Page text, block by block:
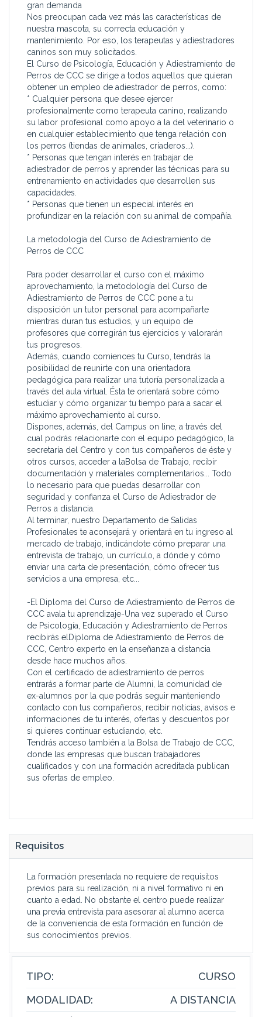
gran demanda
Nos preocupan cada vez más las características de
nuestra mascota, su correcta educación y
mantenimiento. Por eso, los terapeutas y adiestradores
caninos son muy solicitados.
El Curso de Psicología, Educación y Adiestramiento de
Perros de CCC se dirige a todos aquellos que quieran
obtener un empleo de adiestrador de perros, como:
* Cualquier persona que desee ejercer
profesionalmente como terapeuta canino, realizando
su labor profesional como apoyo a la del veterinario o
en cualquier establecimiento que tenga relación con
los perros (tiendas de animales, criaderos...).
* Personas que tengan interés en trabajar de
adiestrador de perros y aprender las técnicas para su
entrenamiento en actividades que desarrollen sus
capacidades.
* Personas que tienen un especial interés en
profundizar en la relación con su animal de compañía.
La metodología del Curso de Adiestramiento de
Perros de CCC
Para poder desarrollar el curso con el máximo
aprovechamiento, la metodología del Curso de
Adiestramiento de Perros de CCC pone a tu
disposición un tutor personal para acompañarte
mientras duran tus estudios, y un equipo de
profesores que corregirán tus ejercicios y valorarán
tus progresos.
Además, cuando comiences tu Curso, tendrás la
posibilidad de reunirte con una orientadora
pedagógica para realizar una tutoría personalizada a
través del aula virtual. Ésta te orientará sobre cómo
estudiar y cómo organizar tu tiempo para a sacar el
máximo aprovechamiento al curso.
Dispones, además, del Campus on line, a través del
cual podrás relacionarte con el equipo pedagógico, la
secretaría del Centro y con tus compañeros de éste y
otros cursos, acceder a laBolsa de Trabajo, recibir
documentación y materiales complementarios... Todo
lo necesario para que puedas desarrollar con
seguridad y confianza el Curso de Adiestrador de
Perros a distancia.
Al terminar, nuestro Departamento de Salidas
Profesionales te aconsejará y orientará en tu ingreso al
mercado de trabajo, indicándote cómo preparar una
entrevista de trabajo, un currículo, a dónde y cómo
enviar una carta de presentación, cómo ofrecer tus
servicios a una empresa, etc...
-El Diploma del Curso de Adiestramiento de Perros de
CCC avala tu aprendizaje-Una vez superado el Curso
de Psicología, Educación y Adiestramiento de Perros
recibirás elDiploma de Adiestramiento de Perros de
CCC, Centro experto en la enseñanza a distancia
desde hace muchos años.
Con el certificado de adiestramiento de perros
entrarás a formar parte de Alumni, la comunidad de
ex-alumnos por la que podrás seguir manteniendo
contacto con tus compañeros, recibir noticias, avisos e
informaciones de tu interés, ofertas y descuentos por
si quieres continuar estudiando, etc.
Tendrás acceso también a la Bolsa de Trabajo de CCC,
donde las empresas que buscan trabajadores
cualificados y con una formación acreditada publican
sus ofertas de empleo.
Requisitos
La formación presentada no requiere de requisitos
previos para su realización, ni a nivel formativo ni en
cuanto a edad. No obstante el centro puede realizar
una previa entrevista para asesorar al alumno acerca
de la conveniencia de esta formación en función de
sus conocimientos previos.
TIPO:
CURSO
MODALIDAD:
A DISTANCIA